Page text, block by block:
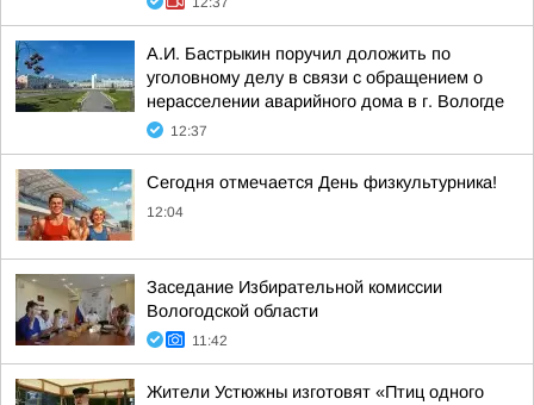
А.И. Бастрыкин поручил доложить по
уголовному делу в связи с обращением о
нерасселении аварийного дома в г. Вологде
12:37
Сегодня отмечается День физкультурника!
12:04
Заседание Избирательной комиссии
Вологодской области
11:42
Жители Устюжны изготовят «Птиц одного